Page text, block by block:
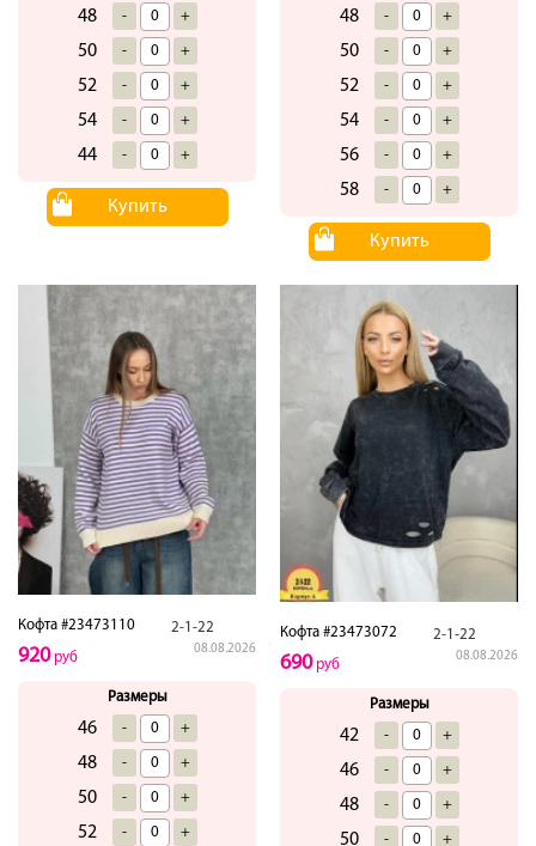
48 - +
50 - +
52 - +
54 - +
44 - +
Купить
48 - +
50 - +
52 - +
54 - +
56 - +
58 - +
Купить
Кофта #23473110 2-1-22
08.08.2026
920руб
Размеры
46 - +
48 - +
50 - +
52 - +
Кофта #23473072 2-1-22
08.08.2026
690руб
Размеры
42 - +
46 - +
48 - +
50 - +